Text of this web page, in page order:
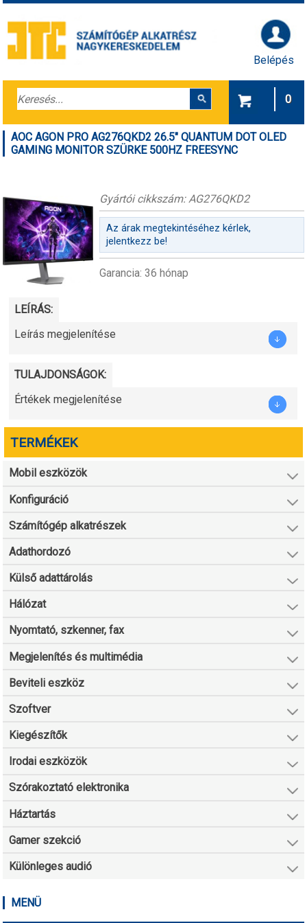
Belépés
0
AOC AGON PRO AG276QKD2 26.5" QUANTUM DOT OLED
GAMING MONITOR SZÜRKE 500HZ FREESYNC
Gyártói cikkszám: AG276QKD2
Az árak megtekintéséhez kérlek,
jelentkezz be!
Garancia: 36 hónap
LEÍRÁS:
Leírás megjelenítése
TULAJDONSÁGOK:
Értékek megjelenítése
TERMÉKEK
Mobil eszközök
Konfiguráció
Számítógép alkatrészek
Adathordozó
Külső adattárolás
Hálózat
Nyomtató, szkenner, fax
Megjelenítés és multimédia
Beviteli eszköz
Szoftver
Kiegészítők
Irodai eszközök
Szórakoztató elektronika
Háztartás
Gamer szekció
Különleges audió
MENÜ